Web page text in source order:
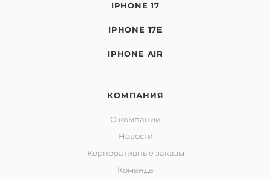
IPHONE 17
IPHONE 17E
IPHONE AIR
КОМПАНИЯ
О компании
Новости
Корпоративные заказы
Команда